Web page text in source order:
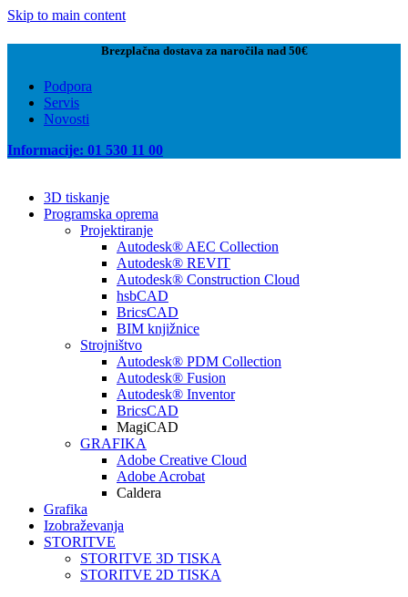
Skip to main content
Brezplačna dostava za naročila nad 50€
Podpora
Servis
Novosti
Informacije: 01 530 11 00
3D tiskanje
Programska oprema
Projektiranje
Autodesk® AEC Collection
Autodesk® REVIT
Autodesk® Construction Cloud
hsbCAD
BricsCAD
BIM knjižnice
Strojništvo
Autodesk® PDM Collection
Autodesk® Fusion
Autodesk® Inventor
BricsCAD
MagiCAD
GRAFIKA
Adobe Creative Cloud
Adobe Acrobat
Caldera
Grafika
Izobraževanja
STORITVE
STORITVE 3D TISKA
STORITVE 2D TISKA